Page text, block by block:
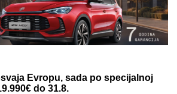
Evropu, sada po specijalnoj
do 31.8.